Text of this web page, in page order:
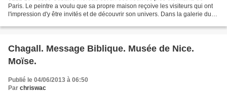
Paris. Le peintre a voulu que sa propre maison reçoive les visiteurs qui ont
l'impression d'y être invités et de découvrir son univers. Dans la galerie du
Chagall. Message Biblique. Musée de Nice.
Moïse.
Publié le 04/06/2013 à 06:50
Par chriswac